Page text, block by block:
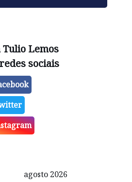
Tulio Lemos
sociais
agosto 2026